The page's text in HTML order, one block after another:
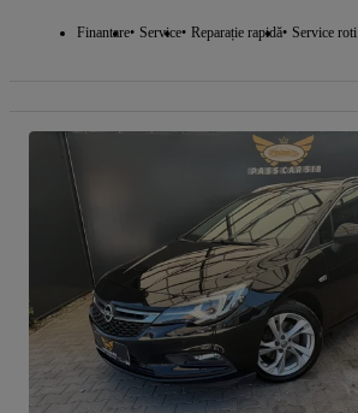
Finantare Service Reparație rapidă Service roti